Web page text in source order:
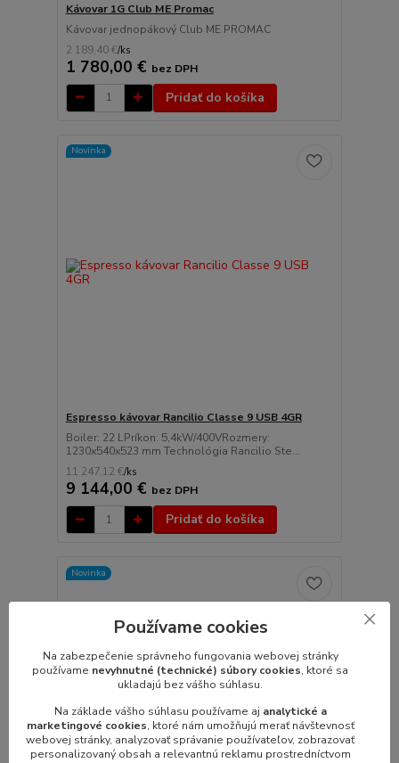
Kávovar 1G Club ME Promac
Kávovar jednopákový Club ME PROMAC
2 189,40 €/ks
1 780,00 € bez DPH
Pridať do košíka
Novinka
Espresso kávovar Rancilio Classe 9 USB 4GR
Boiler: 22 LPríkon: 5,4kW/400VRozmery:
1230x540x523 mm Technológia Rancilio Ste...
11 247,12 €/ks
9 144,00 € bez DPH
Pridať do košíka
Novinka
Používame cookies
Na zabezpečenie správneho fungovania webovej stránky
používame nevyhnutné (technické) súbory cookies, ktoré sa
ukladajú bez vášho súhlasu.
Na základe vášho súhlasu používame aj analytické a
marketingové cookies, ktoré nám umožňujú merať návštevnosť
webovej stránky, analyzovať správanie používateľov, zobrazovať
personalizovaný obsah a relevantnú reklamu prostredníctvom